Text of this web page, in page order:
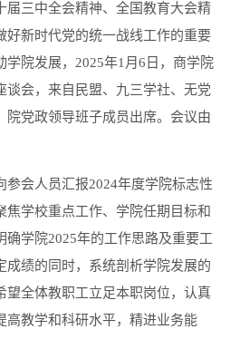
届三中全会精神、全国教育大会精
好新时代党的统一战线工作的重要
学院发展，2025年1月6日，商学院
谈会，来自民盟、九三学社、无党
院党政领导班子成员出席。会议由
参会人员汇报2024年度学院标志性
焦学校重点工作、学院任期目标和
确学院2025年的工作思路及重要工
成绩的同时，系统剖析学院发展的
望全体教职工立足本职岗位，认真
高教学和科研水平，精进业务能